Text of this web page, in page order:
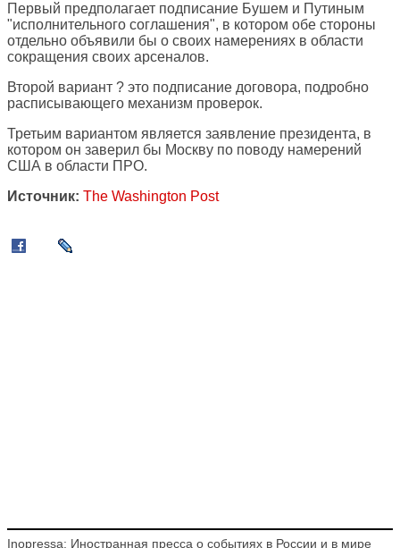
Первый предполагает подписание Бушем и Путиным
"исполнительного соглашения", в котором обе стороны
отдельно объявили бы о своих намерениях в области
сокращения своих арсеналов.
Второй вариант ? это подписание договора, подробно
расписывающего механизм проверок.
Третьим вариантом является заявление президента, в
котором он заверил бы Москву по поводу намерений
США в области ПРО.
Источник: The Washington Post
Inopressa: Иностранная пресса о событиях в России и в мире